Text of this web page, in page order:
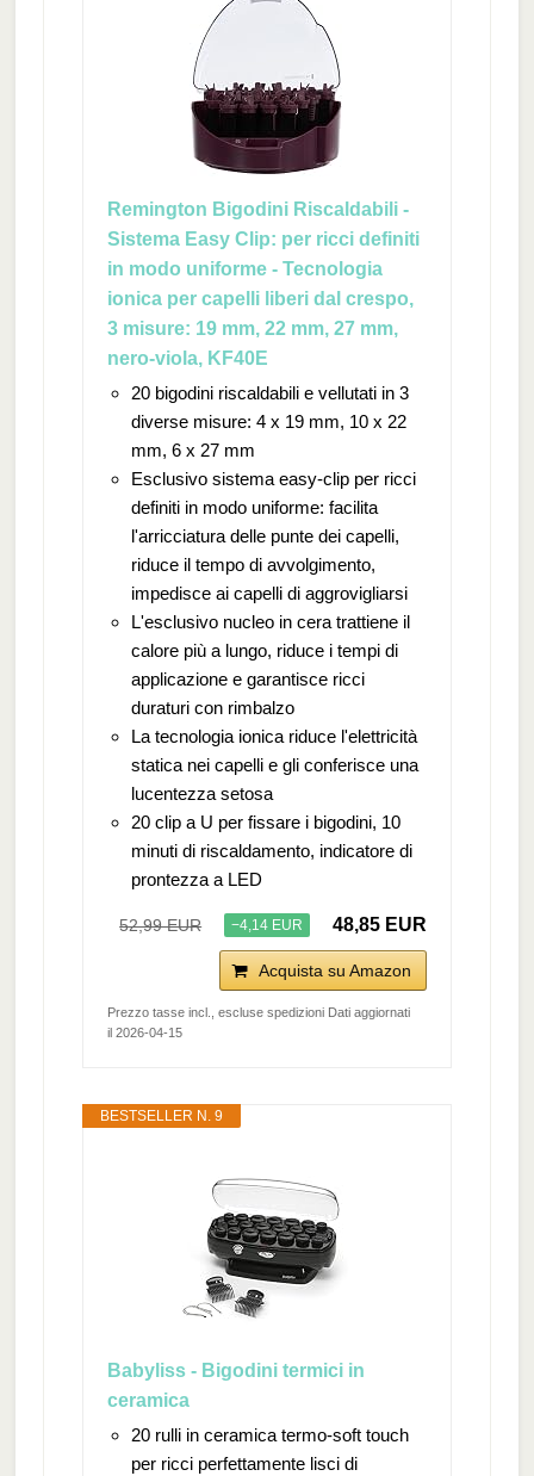
Remington Bigodini Riscaldabili -
Sistema Easy Clip: per ricci definiti
in modo uniforme - Tecnologia
ionica per capelli liberi dal crespo,
3 misure: 19 mm, 22 mm, 27 mm,
nero-viola, KF40E
20 bigodini riscaldabili e vellutati in 3
diverse misure: 4 x 19 mm, 10 x 22
mm, 6 x 27 mm
Esclusivo sistema easy-clip per ricci
definiti in modo uniforme: facilita
l'arricciatura delle punte dei capelli,
riduce il tempo di avvolgimento,
impedisce ai capelli di aggrovigliarsi
L'esclusivo nucleo in cera trattiene il
calore più a lungo, riduce i tempi di
applicazione e garantisce ricci
duraturi con rimbalzo
La tecnologia ionica riduce l'elettricità
statica nei capelli e gli conferisce una
lucentezza setosa
20 clip a U per fissare i bigodini, 10
minuti di riscaldamento, indicatore di
prontezza a LED
52,99 EUR −4,14 EUR 48,85 EUR
Acquista su Amazon
Prezzo tasse incl., escluse spedizioni Dati aggiornati
il 2026-04-15
BESTSELLER N. 9
Babyliss - Bigodini termici in
ceramica
20 rulli in ceramica termo-soft touch
per ricci perfettamente lisci di